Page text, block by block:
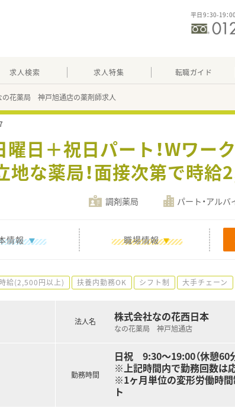
平日9：30-19：
求人検索 求人特集 転職ガイド
の花薬局 神戸旭通店の薬剤師求人
曜日＋祝日パート！Wワー
地な薬局！面接次第で時給
調剤薬局 パート・アルバ
情報 職場情報
給(2,500円以上) 扶養内勤務OK シフト制 大手チェーン
法人名 株式会社なの花西日本
なの花薬局 神戸旭通店
勤務時間
日祝 9:30～19:00（休憩60
※上記時間内で勤務回数は
※1ヶ月単位の変形労働時間
ト